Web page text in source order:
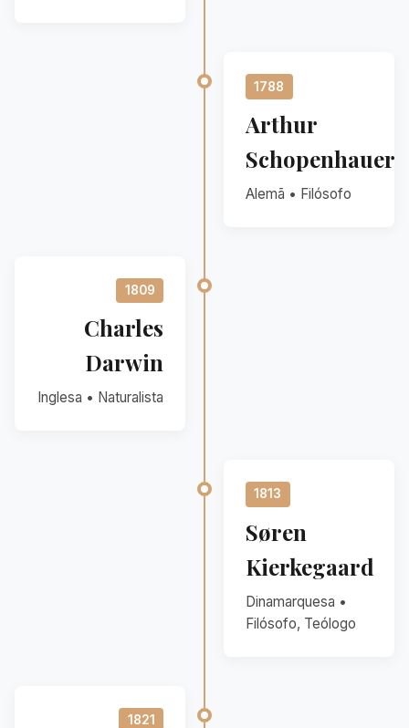
1788
Arthur
Schopenhauer
Alemã • Filósofo
1809
Charles
Darwin
Inglesa • Naturalista
1813
Søren
Kierkegaard
Dinamarquesa •
Filósofo, Teólogo
1821